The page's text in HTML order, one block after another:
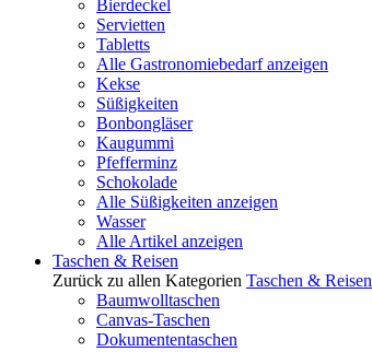
Bierdeckel
Servietten
Tabletts
Alle Gastronomiebedarf anzeigen
Kekse
Süßigkeiten
Bonbongläser
Kaugummi
Pfefferminz
Schokolade
Alle Süßigkeiten anzeigen
Wasser
Alle Artikel anzeigen
Taschen & Reisen
Zurück zu allen Kategorien Taschen & Reisen
Baumwolltaschen
Canvas-Taschen
Dokumententaschen